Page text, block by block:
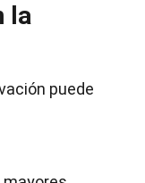
la
puede